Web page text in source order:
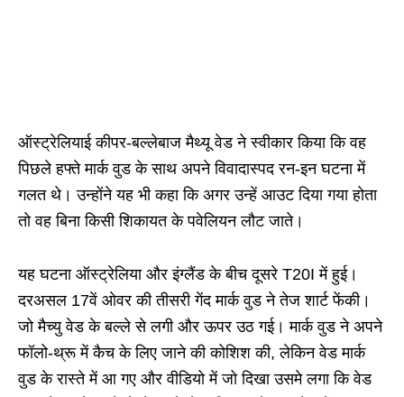
ऑस्ट्रेलियाई कीपर-बल्लेबाज मैथ्यू वेड ने स्वीकार किया कि वह
पिछले हफ्ते मार्क वुड के साथ अपने विवादास्पद रन-इन घटना में
गलत थे। उन्होंने यह भी कहा कि अगर उन्हें आउट दिया गया होता
तो वह बिना किसी शिकायत के पवेलियन लौट जाते।
यह घटना ऑस्ट्रेलिया और इंग्लैंड के बीच दूसरे T20I में हुई।
दरअसल 17वें ओवर की तीसरी गेंद मार्क वुड ने तेज शार्ट फेंकी।
जो मैच्यु वेड के बल्ले से लगी और ऊपर उठ गई। मार्क वुड ने अपने
फॉलो-थ्रू में कैच के लिए जाने की कोशिश की, लेकिन वेड मार्क
वुड के रास्ते में आ गए और वीडियो में जो दिखा उसमे लगा कि वेड